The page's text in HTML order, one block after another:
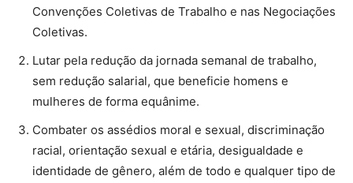
Convenções Coletivas de Trabalho e nas Negociações
Coletivas.
Lutar pela redução da jornada semanal de trabalho,
sem redução salarial, que beneficie homens e
mulheres de forma equânime.
Combater os assédios moral e sexual, discriminação
racial, orientação sexual e etária, desigualdade e
identidade de gênero, além de todo e qualquer tipo de